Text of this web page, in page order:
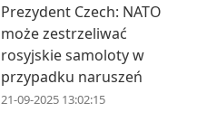
Prezydent Czech: NATO
może zestrzeliwać
rosyjskie samoloty w
przypadku naruszeń
21-09-2025 13:02:15